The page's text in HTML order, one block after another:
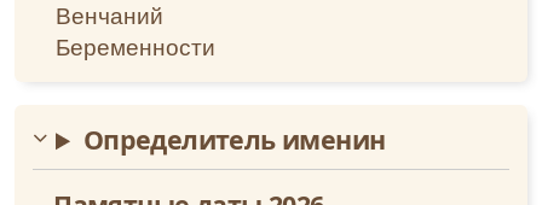
Октябрь
Декабрь
Венчаний
Беременности
Определитель именин